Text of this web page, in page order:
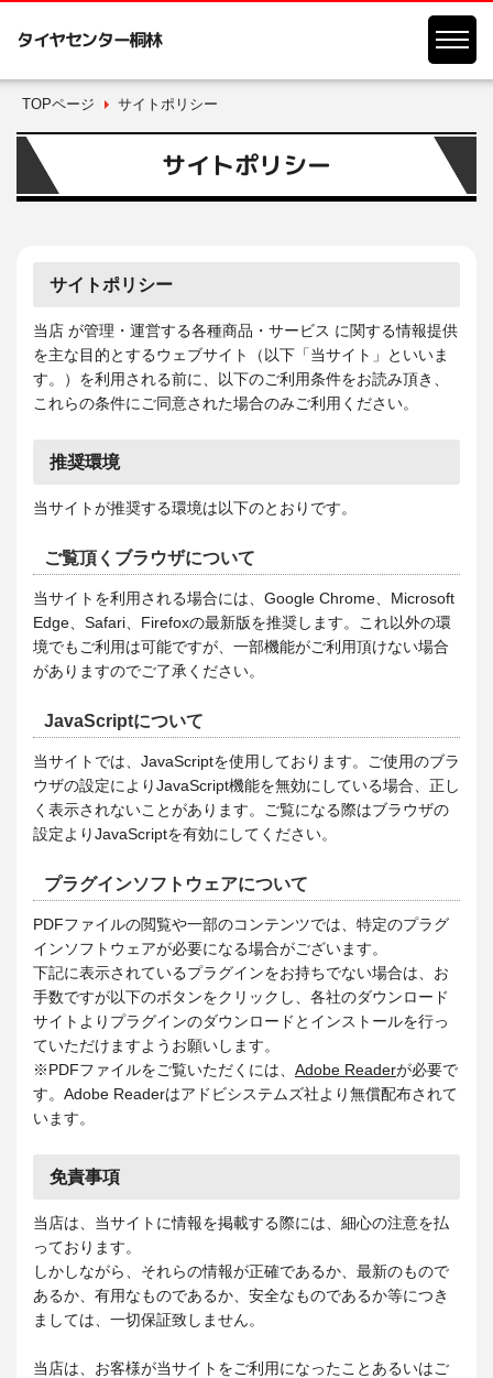
タイヤセンター桐林
TOPページ サイトポリシー
サイトポリシー
サイトポリシー
当店 が管理・運営する各種商品・サービス に関する情報提供
を主な目的とするウェブサイト（以下「当サイト」といいま
す。）を利用される前に、以下のご利用条件をお読み頂き、
これらの条件にご同意された場合のみご利用ください。
推奨環境
当サイトが推奨する環境は以下のとおりです。
ご覧頂くブラウザについて
当サイトを利用される場合には、Google Chrome、Microsoft
Edge、Safari、Firefoxの最新版を推奨します。これ以外の環
境でもご利用は可能ですが、一部機能がご利用頂けない場合
がありますのでご了承ください。
JavaScriptについて
当サイトでは、JavaScriptを使用しております。ご使用のブラ
ウザの設定によりJavaScript機能を無効にしている場合、正し
く表示されないことがあります。ご覧になる際はブラウザの
設定よりJavaScriptを有効にしてください。
プラグインソフトウェアについて
PDFファイルの閲覧や一部のコンテンツでは、特定のプラグ
インソフトウェアが必要になる場合がございます。
下記に表示されているプラグインをお持ちでない場合は、お
手数ですが以下のボタンをクリックし、各社のダウンロード
サイトよりプラグインのダウンロードとインストールを行っ
ていただけますようお願いします。
※PDFファイルをご覧いただくには、 Adobe Readerが必要で
す。Adobe Readerはアドビシステムズ社より無償配布されて
います。
免責事項
当店は、当サイトに情報を掲載する際には、細心の注意を払
っております。
しかしながら、それらの情報が正確であるか、最新のもので
あるか、有用なものであるか、安全なものであるか等につき
ましては、一切保証致しません。
当店は、お客様が当サイトをご利用になったことあるいはご